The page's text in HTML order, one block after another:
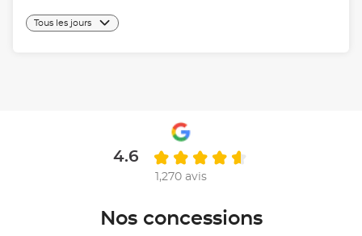
Tous les jours
4.6
1,270 avis
Nos concessions